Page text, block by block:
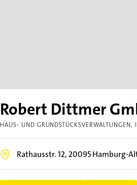
Robert Dittmer
HAUS- UND GRUNDSTÜCKSVERWALTUNGEN
Rathausstr. 12, 20095Hamburg-